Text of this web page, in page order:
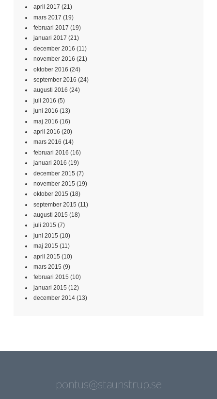
april 2017 (21)
mars 2017 (19)
februari 2017 (19)
januari 2017 (21)
december 2016 (11)
november 2016 (21)
oktober 2016 (24)
september 2016 (24)
augusti 2016 (24)
juli 2016 (5)
juni 2016 (13)
maj 2016 (16)
april 2016 (20)
mars 2016 (14)
februari 2016 (16)
januari 2016 (19)
december 2015 (7)
november 2015 (19)
oktober 2015 (18)
september 2015 (11)
augusti 2015 (18)
juli 2015 (7)
juni 2015 (10)
maj 2015 (11)
april 2015 (10)
mars 2015 (9)
februari 2015 (10)
januari 2015 (12)
december 2014 (13)
pontus@staunstrup.se